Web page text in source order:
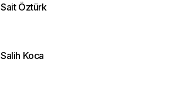
Sait Öztürk
Salih Koca